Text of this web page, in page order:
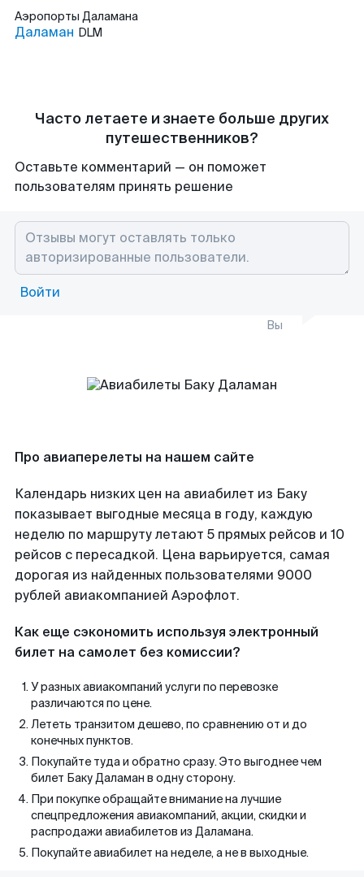
Аэропорты Даламана
Даламан DLM
Часто летаете и знаете больше других
путешественников?
Оставьте комментарий — он поможет
пользователям принять решение
Войти
Вы
Про авиаперелеты на нашем сайте
Календарь низких цен на авиабилет из Баку
показывает выгодные месяца в году, каждую
неделю по маршруту летают 5 прямых рейсов и 10
рейсов с пересадкой. Цена варьируется, самая
дорогая из найденных пользователями 9000
рублей авиакомпанией Аэрофлот.
Как еще сэкономить используя электронный
билет на самолет без комиссии?
У разных авиакомпаний услуги по перевозке
различаются по цене.
Лететь транзитом дешево, по сравнению от и до
конечных пунктов.
Покупайте туда и обратно сразу. Это выгоднее чем
билет Баку Даламан в одну сторону.
При покупке обращайте внимание на лучшие
спецпредложения авиакомпаний, акции, скидки и
распродажи авиабилетов из Даламана.
Покупайте авиабилет на неделе, а не в выходные.